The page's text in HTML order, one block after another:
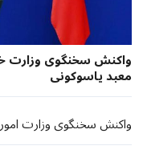
واکنش سخنگوی وزارت
معبد یاسوکونی
واکنش سخنگوی وزارت